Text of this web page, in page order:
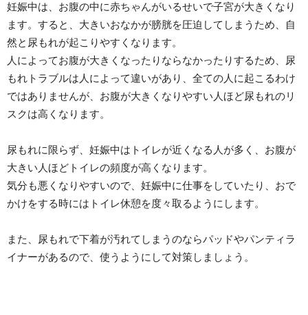
妊娠中は、お腹の中に赤ちゃんがいるせいで子宮が大きくなり
ます。すると、大きいおなかが膀胱を圧迫してしまうため、自
然と尿もれが起こりやすくなります。
人によってお腹が大きくなったりならなかったりするため、尿
もれトラブルは人によって違いがあり、全ての人に起こるわけ
ではありませんが、お腹が大きくなりやすい人ほど尿もれのリ
スクは高くなります。
尿もれに限らず、妊娠中はトイレが近くなる人が多く、お腹が
大きい人ほどトイレの頻度が高くなります。
気分も悪くなりやすいので、妊娠中に仕事をしていたり、おで
かけをする時にはトイレ休憩を度々取るようにします。
また、尿もれで下着が汚れてしまうのならパッドやパンティラ
イナーがあるので、使うようにして対策しましょう。